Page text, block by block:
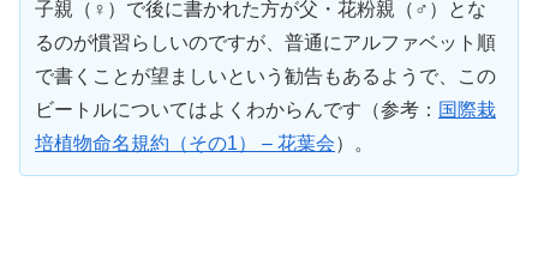
子親（♀）で後に書かれた方が父・花粉親（♂）とな
るのが慣習らしいのですが、普通にアルファベット順
で書くことが望ましいという勧告もあるようで、この
ビートルについてはよくわからんです（参考： 国際栽
培植物命名規約（その1） – 花葉会）。